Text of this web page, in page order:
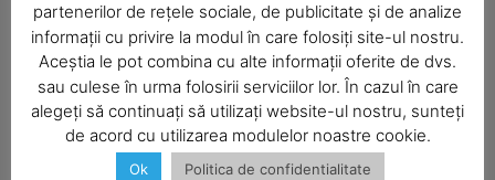
SUBSCRIBE NOW
Economic
Acasă
Economic
Politica
partenerilor de rețele sociale, de publicitate și de analize
informații cu privire la modul în care folosiți site-ul nostru.
Aceștia le pot combina cu alte informații oferite de dvs.
sau culese în urma folosirii serviciilor lor. În cazul în care
alegeți să continuați să utilizați website-ul nostru, sunteți
de acord cu utilizarea modulelor noastre cookie.
Ok Politica de confidentialitate